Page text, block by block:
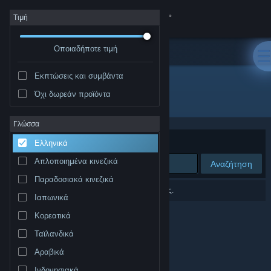
Σύνδεση
Κατάστημα
Σχετικά
Υποστήριξη
Αλλαγή γλώσσας
Προβολή ιστοσελίδας για υπολογιστές
Τιμή
Οποιαδήποτε τιμή
Εκπτώσεις και συμβάντα
Όχι δωρεάν προϊόντα
Γλώσσα
Ελληνικά
Απλοποιημένα κινεζικά
Παραδοσιακά κινεζικά
Ιαπωνικά
Κορεατικά
Ταϊλανδικά
Αραβικά
Δημιουργός: Sexual Orange
Ταξινόμηση ανά
Αναζήτηση
0 αποτελέσματα ταιριάζουν με την αναζήτησή σας.